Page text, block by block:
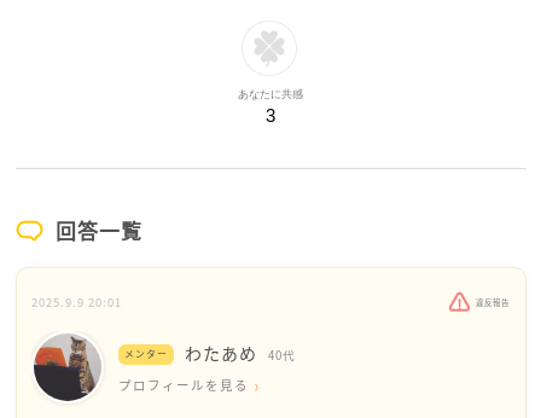
あなたに共感
3
回答一覧
2025.9.9 20:01 違反報告
メンター わたあめ 40代
プロフィールを見る